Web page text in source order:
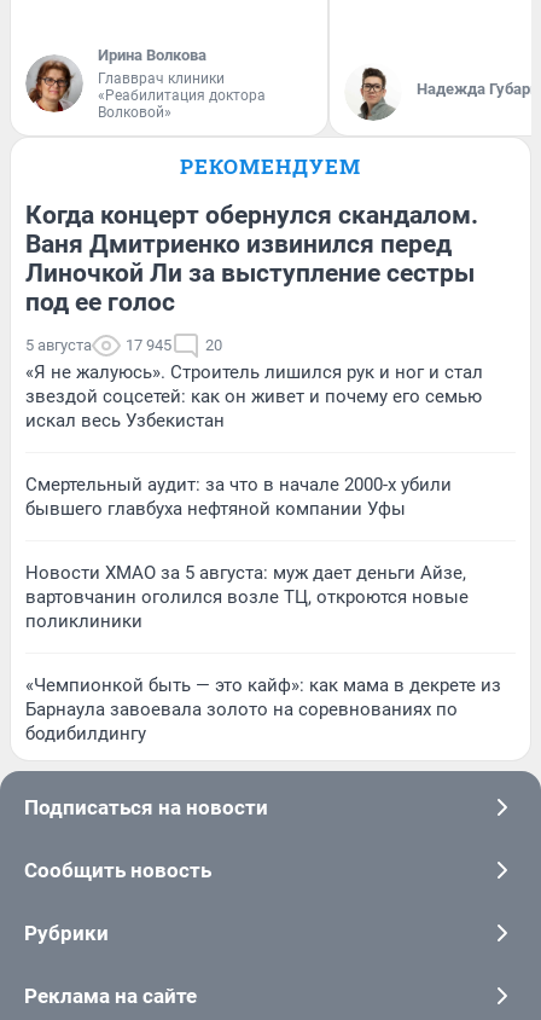
Ирина Волкова
Главврач клиники
«Реабилитация доктора
Волковой»
Надежда Губарь
РЕКОМЕНДУЕМ
Когда концерт обернулся скандалом.
Ваня Дмитриенко извинился перед
Линочкой Ли за выступление сестры
под ее голос
5 августа 17 945 20
«Я не жалуюсь». Строитель лишился рук и ног и стал
звездой соцсетей: как он живет и почему его семью
искал весь Узбекистан
Смертельный аудит: за что в начале 2000-х убили
бывшего главбуха нефтяной компании Уфы
Новости ХМАО за 5 августа: муж дает деньги Айзе,
вартовчанин оголился возле ТЦ, откроются новые
поликлиники
«Чемпионкой быть — это кайф»: как мама в декрете из
Барнаула завоевала золото на соревнованиях по
бодибилдингу
Подписаться на новости
Сообщить новость
Рубрики
Реклама на сайте